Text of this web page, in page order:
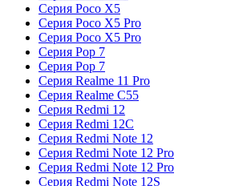
Серия Poco X5
Серия Poco X5 Pro
Серия Poco X5 Pro
Серия Pop 7
Серия Pop 7
Серия Realme 11 Pro
Серия Realme C55
Серия Redmi 12
Серия Redmi 12C
Серия Redmi Note 12
Серия Redmi Note 12 Pro
Серия Redmi Note 12 Pro
Серия Redmi Note 12S